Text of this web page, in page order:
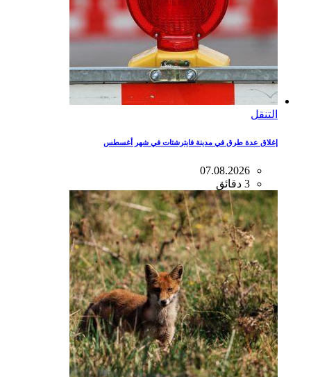
التنقل
إغلاق عدة طرق في مدينة فايترشتات في شهر أغسطس
07.08.2026
3 دقائق